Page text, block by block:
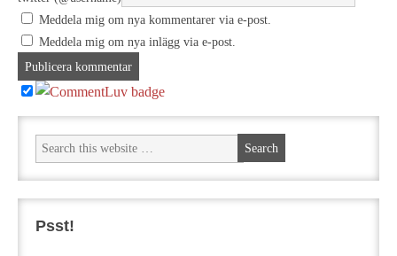
Meddela mig om nya kommentarer via e-post.
Meddela mig om nya inlägg via e-post.
Psst!